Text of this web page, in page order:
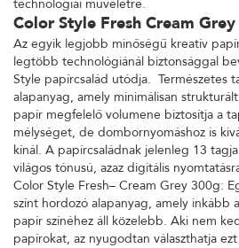
technológiai műveletre.
Color Style Fresh Cream Grey
Az egyik legjobb minőségű kreatív
legtöbb technológiánál biztonsággal
Style papírcsalád utódja. Természetes
alapanyag, amely minimálisan
papír megfelelő volumene biztosítja a
mélységet, de dombornyomáshoz is
kínál. A papírcsaládnak jelenleg 13
világos tónusú, azaz digitális
Color Style Fresh– Cream Grey 300g:
színt hordozó alapanyag, amely inkább
papír színéhez áll közelebb. Aki nem
papírokat, az nyugodtan választhatja ezt